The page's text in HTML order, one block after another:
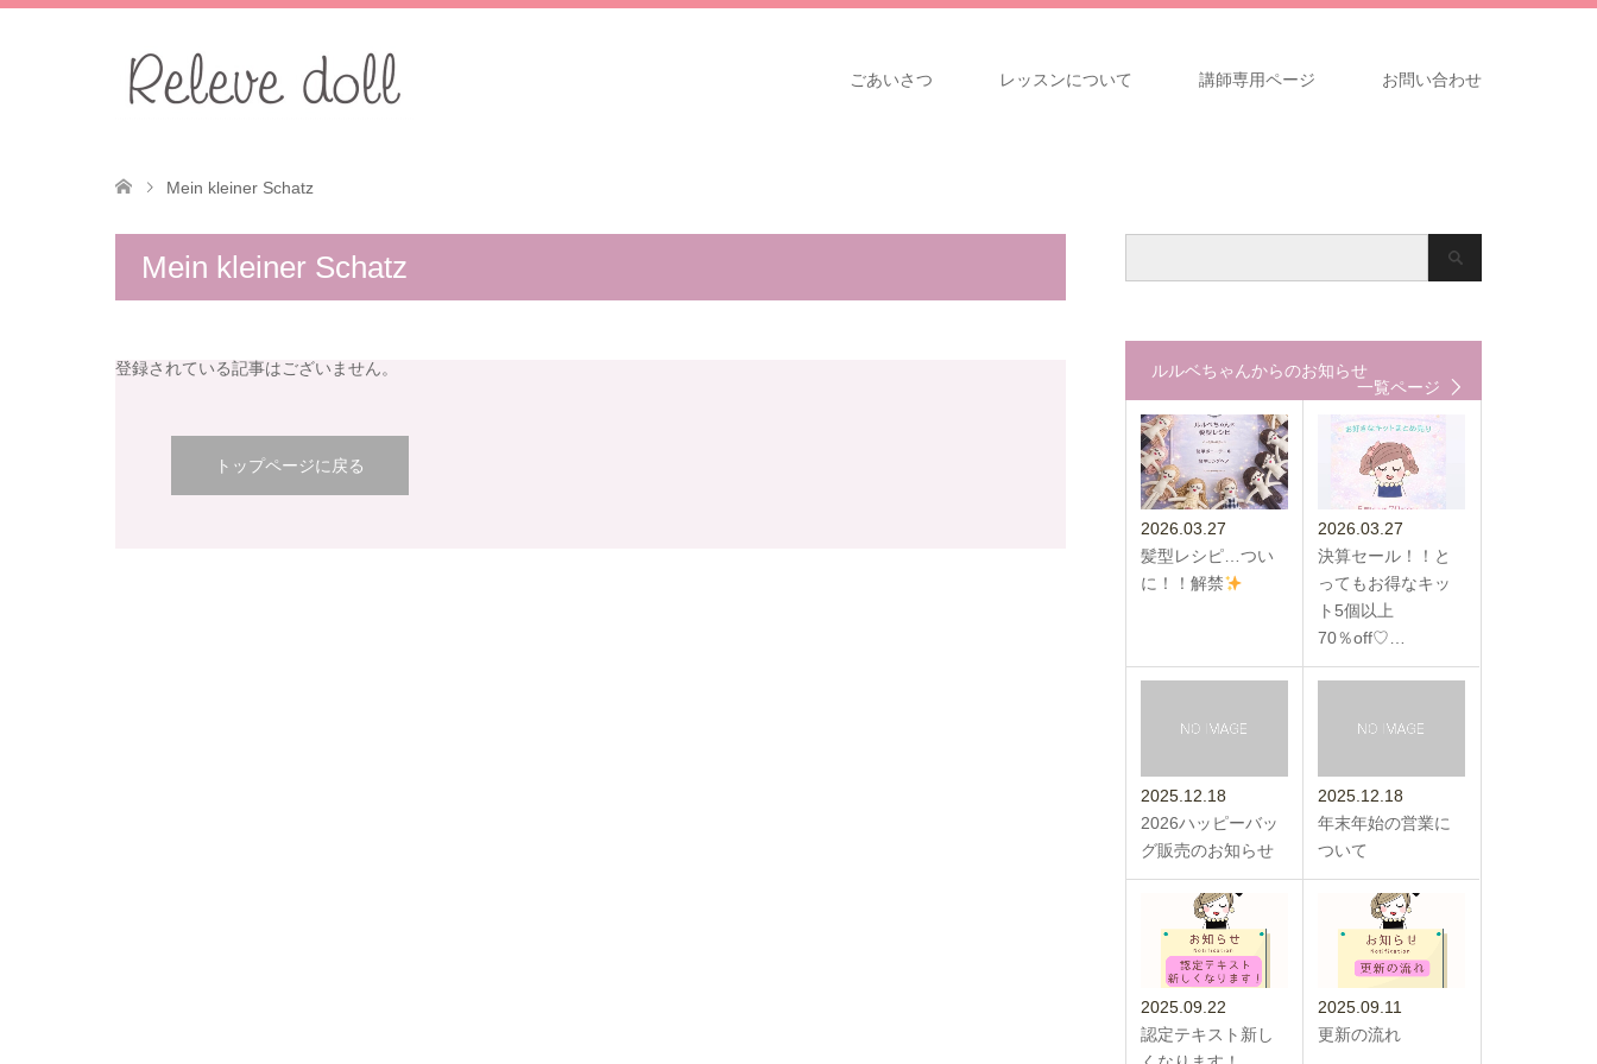
ごあいさつ レッスンについて 講師専用ページ お問い合わせ
Mein kleiner Schatz
Mein kleiner Schatz
登録されている記事はございません。
トップページに戻る
ルルベちゃんからのお知らせ
一覧ページ
2026.03.27
髪型レシピ…つい
に！！解禁
2026.03.27
決算セール！！と
ってもお得なキッ
ト5個以上
70％off♡…
2025.12.18
2026ハッピーバッ
グ販売のお知らせ
2025.12.18
年末年始の営業に
ついて
2025.09.22
認定テキスト新し
2025.09.11
更新の流れ